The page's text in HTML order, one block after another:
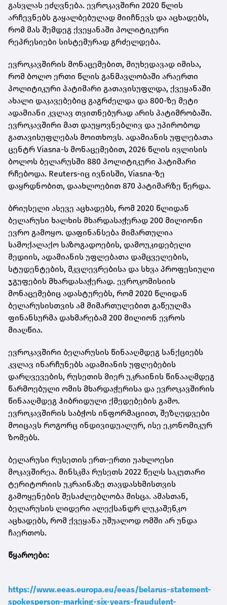
გასვლას ეძღვნება. ევროკავშირი 2020 წლის
არჩევნებს გაყალბებულად მიიჩნევს და აცხადებს,
რომ მას შემდეგ ქვეყანაში პოლიტიკური
რეპრესიები სისტემურად გრძელდება.
ევროკავშირის მონაცემებით, მიუხედავად იმისა,
რომ ბოლო ერთი წლის განმავლობაში არაერთი
პოლიტიკური პატიმარი გათავისუფლდა, ქვეყანაში
ახალი დაკავებებიც გაგრძელდა და 800-ზე მეტი
ადამიანი კვლავ თვითნებურად არის პატიმრობაში.
ევროკავშირი მათ დაუყოვნებლივ და უპირობოდ
გათავისუფლებას მოითხოვს. ადამიანის უფლებათა
ცენტრ Viasna-ს მონაცემებით, 2026 წლის ივლისის
ბოლოს ბელარუსში 880 პოლიტიკური პატიმარი
რჩებოდა. Reuters-იც ივნისში, Viasna-ზე
დაყრდნობით, დაახლოებით 870 პატიმარზე წერდა.
ბრიუსელი ასევე აცხადებს, რომ 2020 წლიდან
ბელარუსი ხალხის მხარდასაჭერად 200 მილიონი
ევრო გამოყო. დაფინანსება მიმართულია
სამოქალაქო საზოგადოების, დამოუკიდებელი
მედიის, ადამიანის უფლებათა დამცველების,
სტუდენტების, მკვლევრებისა და სხვა პროფესიული
ჯგუფების მხარდასაჭერად. ევროკომისიის
მონაცემებიც ადასტურებს, რომ 2020 წლიდან
ბელარუსისთვის ამ მიმართულებით გაწეულმა
ფინანსურმა დახმარებამ 200 მილიონ ევროს
მიაღწია.
ევროკავშირი ბელარუსის წინააღმდეგ სანქციებს
კვლავ ინარჩუნებს ადამიანის უფლებების
დარღვევების, რუსეთის მიერ უკრაინის წინააღმდეგ
წარმოებული ომის მხარდაჭერისა და ევროკავშირის
წინააღმდეგ ჰიბრიდული ქმედებების გამო.
ევროკავშირის საბჭოს ინფორმაციით, შეზღუდვები
მოიცავს როგორც ინდივიდუალურ, ისე ეკონომიკურ
ზომებს.
ბელარუსი რუსეთის ერთ-ერთი უახლოესი
მოკავშირეა. მინსკმა რუსეთს 2022 წელს საკუთარი
ტერიტორიის უკრაინაზე თავდასხმისთვის
გამოყენების შესაძლებლობა მისცა. ამასთან,
ბელარუსის ლიდერი ალექსანდრ ლუკაშენკო
აცხადებს, რომ ქვეყანა უშუალოდ ომში არ უნდა
ჩაერთოს.
წყაროები:
https://www.eeas.europa.eu/eeas/belarus-statement-
spokesperson-marking-six-years-fraudulent-